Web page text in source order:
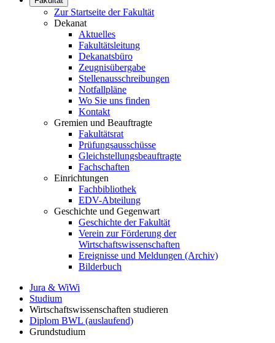
Zur Startseite der Fakultät
Dekanat
Aktuelles
Fakultätsleitung
Dekanatsbüro
Zeugnisübergabe
Stellenausschreibungen
Notfallpläne
Wo Sie uns finden
Kontakt
Gremien und Beauftragte
Fakultätsrat
Prüfungsausschüsse
Gleichstellungsbeauftragte
Fachschaften
Einrichtungen
Fachbibliothek
EDV-Abteilung
Geschichte und Gegenwart
Geschichte der Fakultät
Verein zur Förderung der
Wirtschaftswissenschaften
Ereignisse und Meldungen (Archiv)
Bilderbuch
Jura & WiWi
Studium
Wirtschaftswissenschaften studieren
Diplom BWL (auslaufend)
Grundstudium